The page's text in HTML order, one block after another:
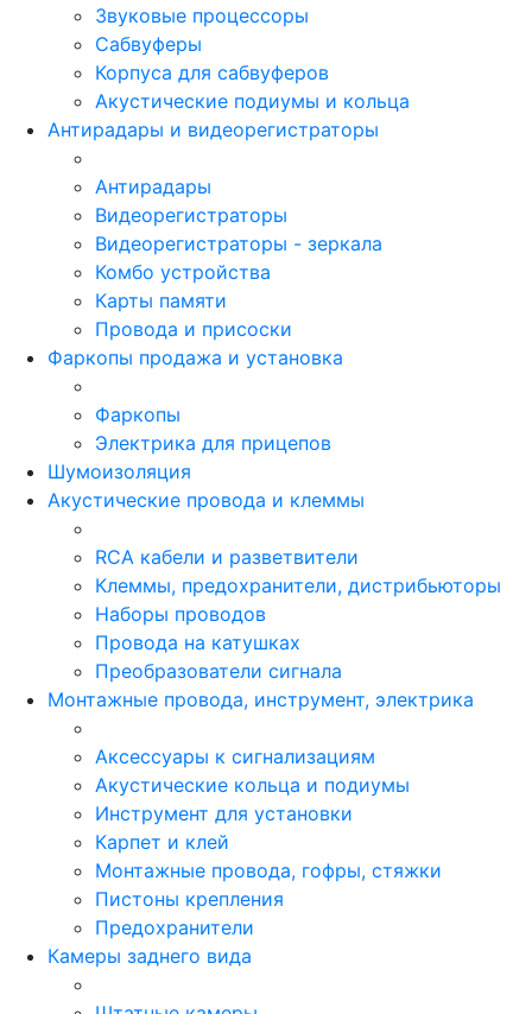
Звуковые процессоры
Сабвуферы
Корпуса для сабвуферов
Акустические подиумы и кольца
Антирадары и видеорегистраторы
Антирадары
Видеорегистраторы
Видеорегистраторы - зеркала
Комбо устройства
Карты памяти
Провода и присоски
Фаркопы продажа и установка
Фаркопы
Электрика для прицепов
Шумоизоляция
Акустические провода и клеммы
RCA кабели и разветвители
Клеммы, предохранители, дистрибьюторы
Наборы проводов
Провода на катушках
Преобразователи сигнала
Монтажные провода, инструмент, электрика
Аксессуары к сигнализациям
Акустические кольца и подиумы
Инструмент для установки
Карпет и клей
Монтажные провода, гофры, стяжки
Пистоны крепления
Предохранители
Камеры заднего вида